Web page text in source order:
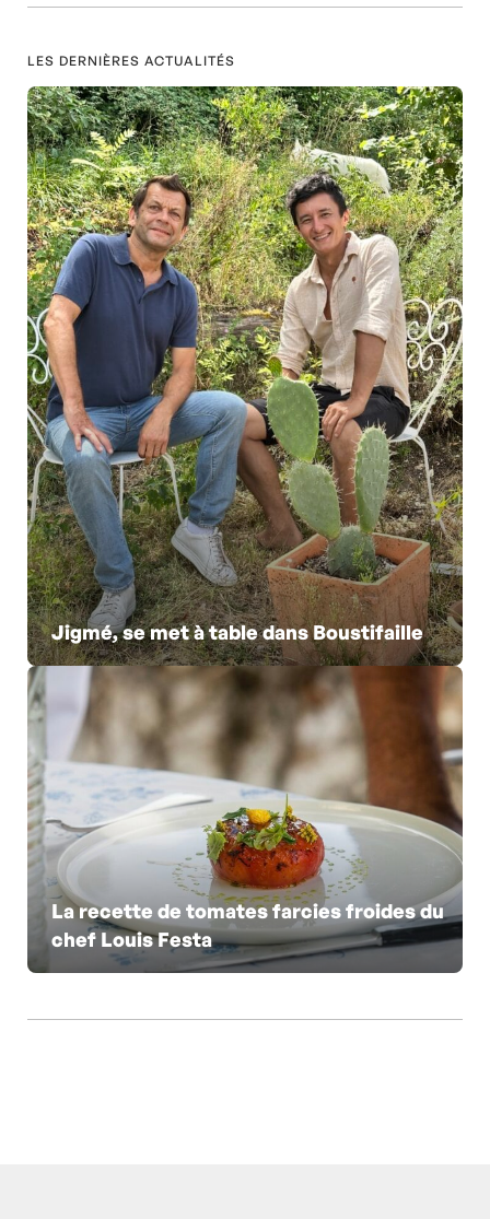
LES DERNIÈRES ACTUALITÉS
Jigmé, se met à table dans Boustifaille
La recette de tomates farcies froides du
chef Louis Festa